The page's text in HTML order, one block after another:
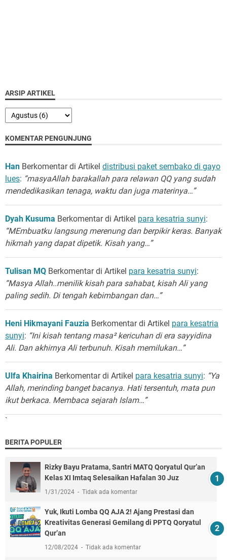
ARSIP ARTIKEL
KOMENTAR PENGUNJUNG
Han Berkomentar di Artikel distribusi paket sembako di gayo
lues: “masyaAllah barakallah para relawan QQ yang sudah
mendedikasikan tenaga, waktu dan juga materinya…”
Dyah Kusuma Berkomentar di Artikel para kesatria sunyi:
“MEmbuatku langsung merenung dan berpikir keras. Banyak
hikmah yang dapat dipetik. Kisah yang…”
Tulisan MQ Berkomentar di Artikel para kesatria sunyi:
“Masya Allah..menilik kisah para sahabat, kisah Ali yang
paling sedih. Di tengah kebimbangan dan…”
Heni Hikmayani Fauzia Berkomentar di Artikel para kesatria
sunyi: “Ini kisah tentang masa² kericuhan di era sayyidina
Ali. Dan akhirnya Ali terbunuh. Kisah memilukan…”
Ulfa Khairina Berkomentar di Artikel para kesatria sunyi: “Ya
Allah, merinding banget bacanya. Hati tersentuh, mata pun
ikut berkaca. Membaca sejarah Islam…”
`
BERITA POPULER
Rizky Bayu Pratama, Santri MATQ Qoryatul Qur’an
Kelas XI Imtaq Selesaikan Hafalan 30 Juz
1/31/2024 Tidak ada komentar
Yuk, Ikuti Lomba QQ AJA 2! Ajang Prestasi dan
Kreativitas Generasi Gemilang di PPTQ Qoryatul
Qur’an
12/08/2024 Tidak ada komentar